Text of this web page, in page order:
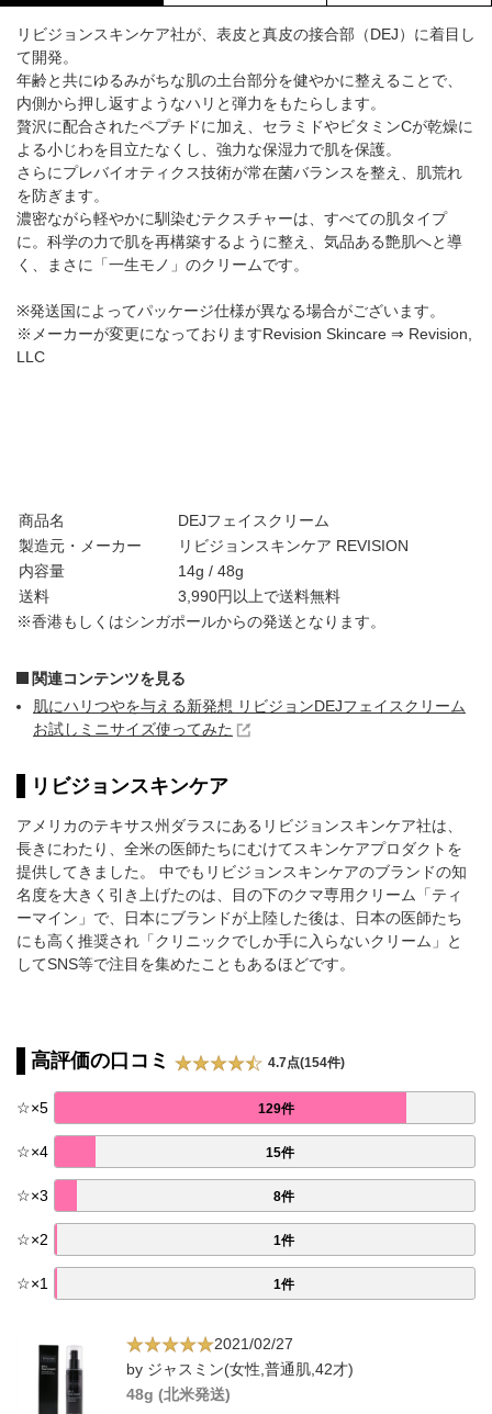
リビジョンスキンケア社が、表皮と真皮の接合部（DEJ）に着目し
て開発。
年齢と共にゆるみがちな肌の土台部分を健やかに整えることで、
内側から押し返すようなハリと弾力をもたらします。
贅沢に配合されたペプチドに加え、セラミドやビタミンCが乾燥に
よる小じわを目立たなくし、強力な保湿力で肌を保護。
さらにプレバイオティクス技術が常在菌バランスを整え、肌荒れ
を防ぎます。
濃密ながら軽やかに馴染むテクスチャーは、すべての肌タイプ
に。科学の力で肌を再構築するように整え、気品ある艶肌へと導
く、まさに「一生モノ」のクリームです。
※発送国によってパッケージ仕様が異なる場合がございます。
※メーカーが変更になっておりますRevision Skincare ⇒ Revision,
LLC
商品名
DEJフェイスクリーム
製造元・メーカー
リビジョンスキンケア REVISION
内容量
14g / 48g
送料
3,990円以上で送料無料
※香港もしくはシンガポールからの発送となります。
関連コンテンツを見る
肌にハリつやを与える新発想 リビジョンDEJフェイスクリーム
お試しミニサイズ使ってみた
リビジョンスキンケア
アメリカのテキサス州ダラスにあるリビジョンスキンケア社は、
長きにわたり、全米の医師たちにむけてスキンケアプロダクトを
提供してきました。 中でもリビジョンスキンケアのブランドの知
名度を大きく引き上げたのは、目の下のクマ専用クリーム「ティ
ーマイン」で、日本にブランドが上陸した後は、日本の医師たち
にも高く推奨され「クリニックでしか手に入らないクリーム」と
してSNS等で注目を集めたこともあるほどです。
高評価の口コミ 4.7点(154件)
☆×5 129件
☆×4 15件
☆×3 8件
☆×2 1件
☆×1 1件
2021/02/27
by ジャスミン(女性,普通肌,42才)
48g (北米発送)